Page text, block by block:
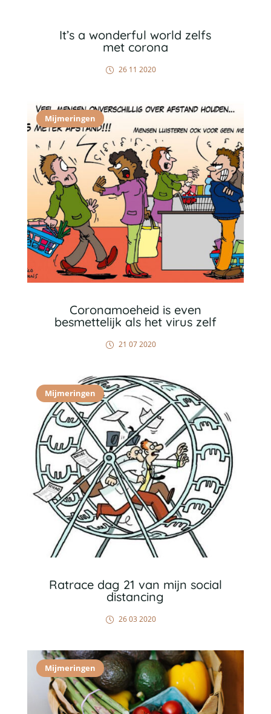
It’s a wonderful world zelfs
met corona
26 11 2020
Mijmeringen
Coronamoeheid is even
besmettelijk als het virus zelf
21 07 2020
Mijmeringen
Ratrace dag 21 van mijn social
distancing
26 03 2020
Mijmeringen